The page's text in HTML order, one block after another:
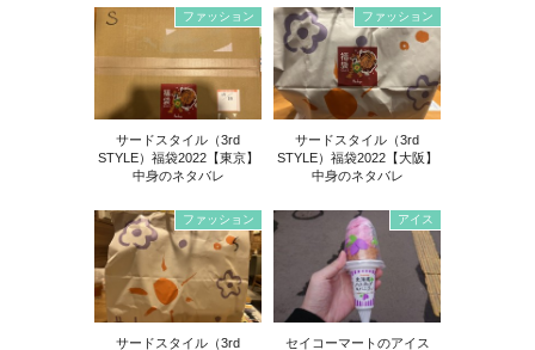
ファッション
サードスタイル（3rd
STYLE）福袋2022【東京】
中身のネタバレ
ファッション
サードスタイル（3rd
STYLE）福袋2022【大阪】
中身のネタバレ
ファッション
サードスタイル（3rd
アイス
セイコーマートのアイス